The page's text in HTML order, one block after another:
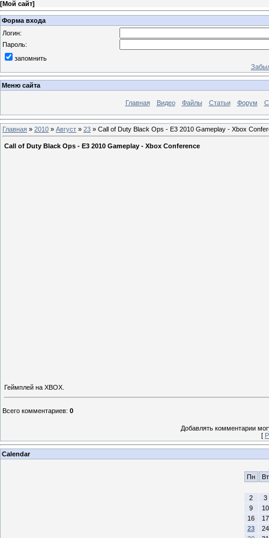
[Мой сайт]
Форма входа
Логин:
Пароль:
запомнить
Меню сайта
Главная Видео Файлы Статьи Форум
Главная » 2010 » Август » 23 » Call of Duty Black Ops - E3 2010 Gameplay - Xbox
Call of Duty Black Ops - E3 2010 Gameplay - Xbox Conference
Геймплей на XBOX.
Всего комментариев: 0
Добавлять комментарии
[
Calendar
Пн
Вт
2
3
9
10
16
17
23
24